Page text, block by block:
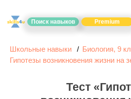
Поиск навыков Premium
Школьные навыки
Биология, 9
Гипотезы возникновения жизни на
Тест